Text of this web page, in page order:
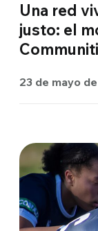
Una red
justo: el
23 de mayo